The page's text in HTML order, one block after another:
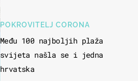
u more
POKROVITELJ CORONA
Među 100 najboljih plaža
svijeta našla se i jedna
hrvatska